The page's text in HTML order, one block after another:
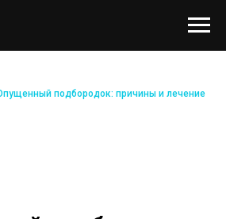
подбородок: причины и лечение